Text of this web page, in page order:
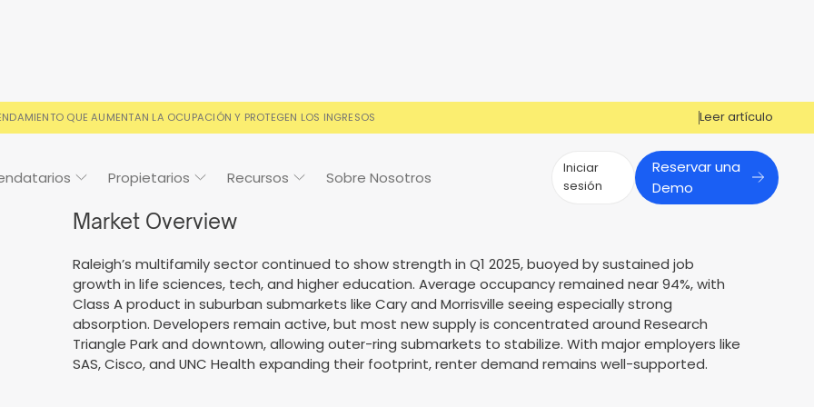
QUE AUMENTAN LA OCUPACIÓN Y PROTEGEN LOS INGRESOS Leer artículo
Propietarios Recursos Sobre Nosotros
Iniciar
sesión
Reservar una
Demo
condiciones de alquiler
Preguntas frecuentes
Sus preguntas, respondidas
¿Tiene preguntas?
¡Cosign puede ayudarle a obtener la
aprobación!
Contáctenos
y con la confianza de los
Preguntas frecuentes
Todo lo que necesitas saber
¿Tiene preguntas?
Cosign puede ayudarte a aprobar
más solicitantes
Contáctenos
Casos de estudio
Calendario de
eventos
Reportes de mercado Múltiples Influencers
Market Overview
Raleigh’s multifamily sector continued to show strength in Q1 2025, buoyed by sustained job
growth in life sciences, tech, and higher education. Average occupancy remained near 94%, with
Class A product in suburban submarkets like Cary and Morrisville seeing especially strong
absorption. Developers remain active, but most new supply is concentrated around Research
Triangle Park and downtown, allowing outer-ring submarkets to stabilize. With major employers like
SAS, Cisco, and UNC Health expanding their footprint, renter demand remains well-supported.